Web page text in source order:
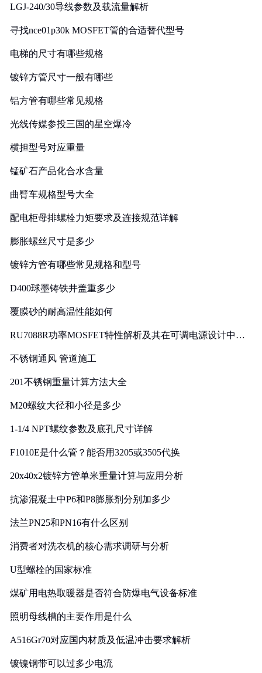
LGJ-240/30导线参数及载流量解析
寻找nce01p30k MOSFET管的合适替代型号
电梯的尺寸有哪些规格
镀锌方管尺寸一般有哪些
铝方管有哪些常见规格
光线传媒参投三国的星空爆冷
横担型号对应重量
锰矿石产品化合水含量
曲臂车规格型号大全
配电柜母排螺栓力矩要求及连接规范详解
膨胀螺丝尺寸是多少
镀锌方管有哪些常见规格和型号
D400球墨铸铁井盖重多少
覆膜砂的耐高温性能如何
RU7088R功率MOSFET特性解析及其在可调电源设计中的
不锈钢通风 管道施工
201不锈钢重量计算方法大全
M20螺纹大径和小径是多少
1-1/4 NPT螺纹参数及底孔尺寸详解
F1010E是什么管？能否用3205或3505代换
20x40x2镀锌方管单米重量计算与应用分析
抗渗混凝土中P6和P8膨胀剂分别加多少
法兰PN25和PN16有什么区别
消费者对洗衣机的核心需求调研与分析
U型螺栓的国家标准
煤矿用电热取暖器是否符合防爆电气设备标准
照明母线槽的主要作用是什么
A516Gr70对应国内材质及低温冲击要求解析
镀镍钢带可以过多少电流